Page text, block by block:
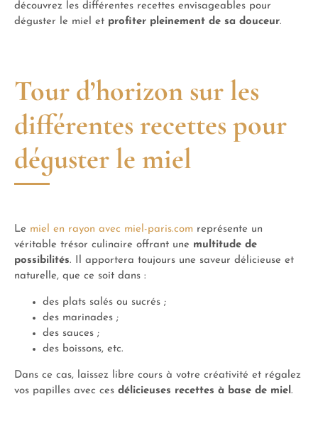
découvrez les différentes recettes envisageables pour
déguster le miel et profiter pleinement de sa douceur.
Tour d’horizon sur les
différentes recettes pour
déguster le miel
Le miel en rayon avec miel-paris.com représente un
véritable trésor culinaire offrant une multitude de
possibilités. Il apportera toujours une saveur délicieuse et
naturelle, que ce soit dans :
des plats salés ou sucrés ;
des marinades ;
des sauces ;
des boissons, etc.
Dans ce cas, laissez libre cours à votre créativité et régalez
vos papilles avec ces délicieuses recettes à base de miel.